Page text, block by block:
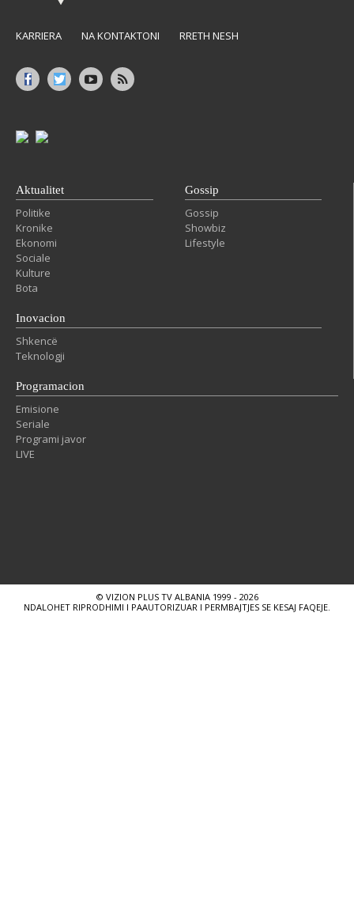
KARRIERA NA KONTAKTONI RRETH NESH
Aktualitet
Politike
Kronike
Ekonomi
Sociale
Kulture
Bota
Gossip
Gossip
Showbiz
Lifestyle
Inovacion
Shkencë
Teknologji
Programacion
Emisione
Seriale
Programi javor
LIVE
© VIZION PLUS TV ALBANIA 1999 - 2026
NDALOHET RIPRODHIMI I PAAUTORIZUAR I PERMBAJTJES SE KESAJ FAQEJE.